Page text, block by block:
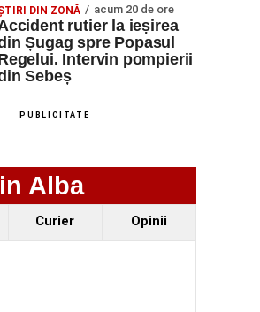
DIN ZONĂ acum 20 de ore
rutier la ieșirea
Șugag spre Popasul
Intervin pompierii
Sebeș
PUBLICITATE
Alba
Curier Opinii